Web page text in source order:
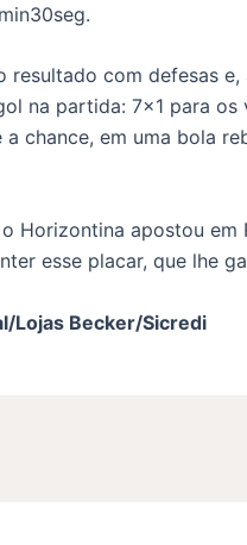
com defesas
na partida: 7×1 para
chance, em uma bola
Horizontina apostou
esse placar, que
Lojas Becker/Sicredi